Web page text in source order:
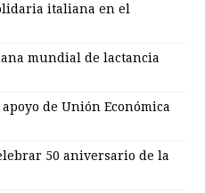
italiana en el
mundial de lactancia
de Unión Económica
50 aniversario de la